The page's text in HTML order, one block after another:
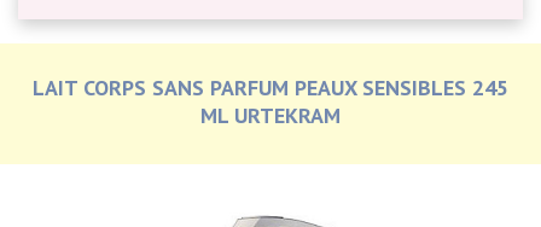
LAIT CORPS SANS PARFUM PEAUX SENSIBLES 245
ML URTEKRAM